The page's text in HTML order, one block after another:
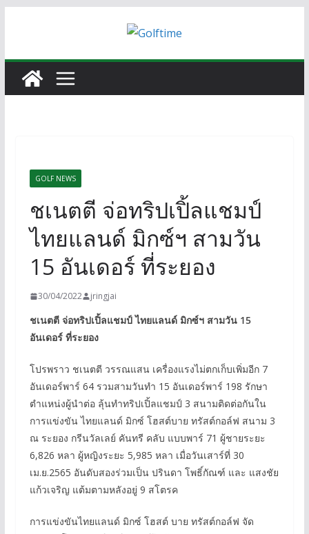
GOLF NEWS
ชเนตตี จ่อทริปเปิ้ลแชมป์
ไทยแลนด์ มิกซ์ฯ สามวัน
15 อันเดอร์ ที่ระยอง
30/04/2022 jringjai
ชเนตตี จ่อทริปเปิ้ลแชมป์ ไทยแลนด์ มิกซ์ฯ สามวัน 15
อันเดอร์ ที่ระยอง
โปรพราว ชเนตตี วรรณแสน เครื่องแรงไม่ตกเก็บเพิ่มอีก 7
อันเดอร์พาร์ 64 รวมสามวันทำ 15 อันเดอร์พาร์ 198 รักษา
ตำแหน่งผู้นำต่อ ลุ้นทำทริปเปิ้ลแชมป์ 3 สนามติดต่อกันใน
การแข่งขัน ไทยแลนด์ มิกซ์ โฮสต์บาย ทรัสต์กอล์ฟ สนาม 3
ณ ระยอง กรีนวัลเลย์ คันทรี คลับ แบบพาร์ 71 ผู้ชายระยะ
6,826 หลา ผู้หญิงระยะ 5,985 หลา เมื่อวันเสาร์ที่ 30
เม.ย.2565 อันดับสองร่วมเป็น ปรินดา โพธิ์กัณฑ์ และ แสงชัย
แก้วเจริญ แต้มตามหลังอยู่ 9 สโตรค
การแข่งขันไทยแลนด์ มิกซ์ โฮสต์ บาย ทรัสต์กอล์ฟ จัด